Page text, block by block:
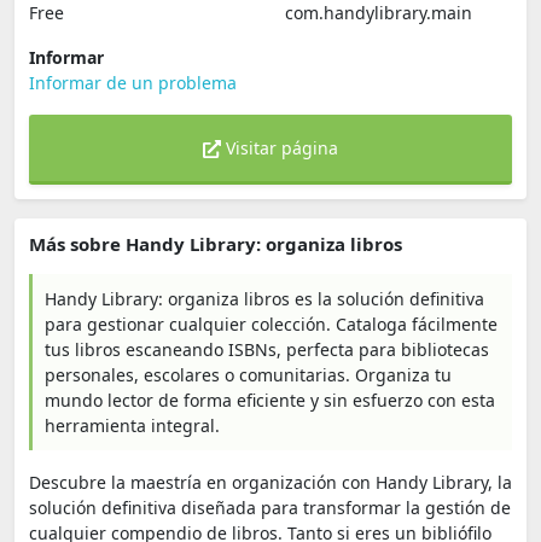
Free
com.handylibrary.main
Informar
Informar de un problema
Visitar página
Más sobre Handy Library: organiza libros
Handy Library: organiza libros es la solución definitiva
para gestionar cualquier colección. Cataloga fácilmente
tus libros escaneando ISBNs, perfecta para bibliotecas
personales, escolares o comunitarias. Organiza tu
mundo lector de forma eficiente y sin esfuerzo con esta
herramienta integral.
Descubre la maestría en organización con Handy Library, la
solución definitiva diseñada para transformar la gestión de
cualquier compendio de libros. Tanto si eres un bibliófilo